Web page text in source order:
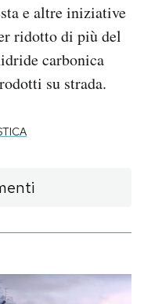
e altre iniziative
ridotto di più del
carbonica
su strada.